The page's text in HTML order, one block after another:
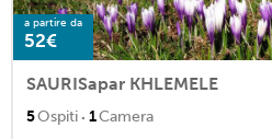
a partire da
52€
SAURISapar KHLEMELE
5Ospiti · 1Camera